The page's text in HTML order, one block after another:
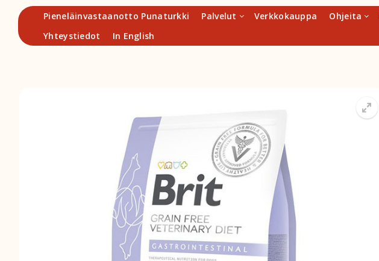
Hyppää
sisältöön
Pieneläinvastaanotto Punaturkki Palvelut Verkkokauppa Ohjeita
Yhteystiedot
In English